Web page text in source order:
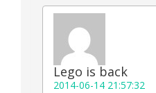
Lego is back
2014-06-14 21:57:32